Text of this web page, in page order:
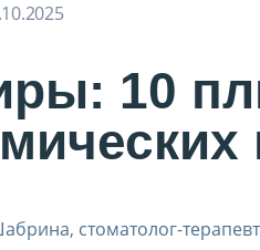
10
стоматолог-